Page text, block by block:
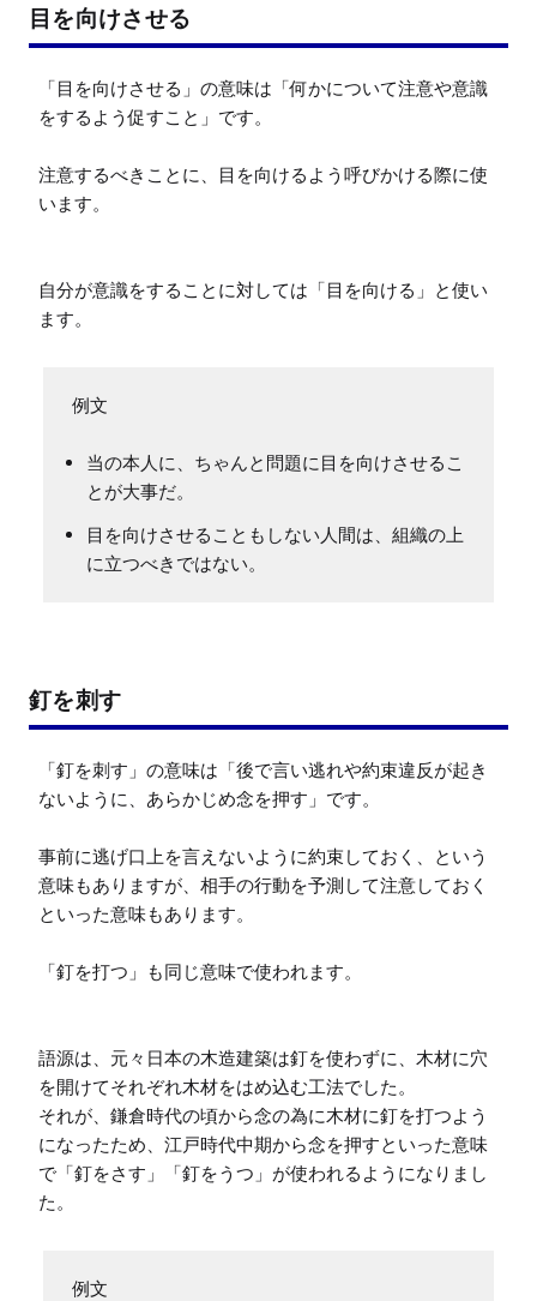
目を向けさせる
「目を向けさせる」の意味は「何かについて注意や意識
をするよう促すこと」です。
注意するべきことに、目を向けるよう呼びかける際に使
います。
自分が意識をすることに対しては「目を向ける」と使い
ます。
当の本人に、ちゃんと問題に目を向けさせるこ
とが大事だ。
目を向けさせることもしない人間は、組織の上
に立つべきではない。
釘を刺す
「釘を刺す」の意味は「後で言い逃れや約束違反が起き
ないように、あらかじめ念を押す」です。
事前に逃げ口上を言えないように約束しておく、という
意味もありますが、相手の行動を予測して注意しておく
といった意味もあります。
「釘を打つ」も同じ意味で使われます。
語源は、元々日本の木造建築は釘を使わずに、木材に穴
を開けてそれぞれ木材をはめ込む工法でした。
それが、鎌倉時代の頃から念の為に木材に釘を打つよう
になったため、江戸時代中期から念を押すといった意味
で「釘をさす」「釘をうつ」が使われるようになりまし
た。